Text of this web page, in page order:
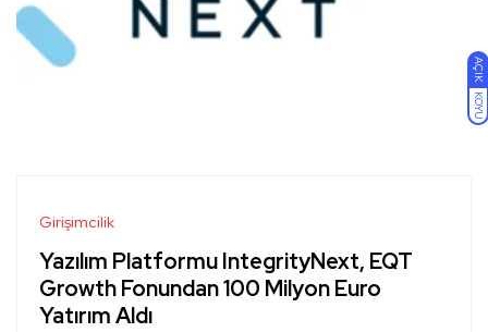
AÇIK
KOYU
Girişimcilik
Yazılım Platformu IntegrityNext, EQT
Growth Fonundan 100 Milyon Euro
Yatırım Aldı